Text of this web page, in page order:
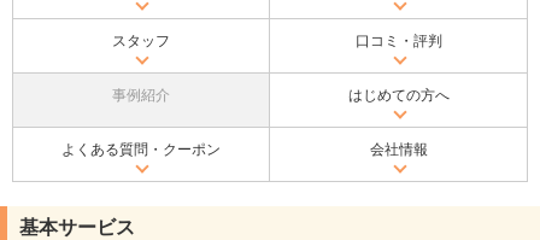
スタッフ 口コミ・評判
事例紹介 はじめての方へ
よくある質問・クーポン 会社情報
基本サービス